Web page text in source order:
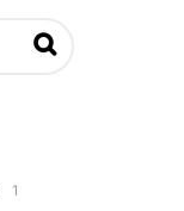
1